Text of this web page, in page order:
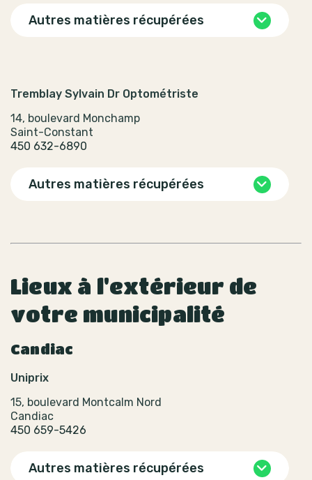
Autres matières récupérées
Tremblay Sylvain Dr Optométriste
14, boulevard Monchamp
Saint-Constant
450 632-6890
Autres matières récupérées
Lieux à l'extérieur de
votre municipalité
Candiac
Uniprix
15, boulevard Montcalm Nord
Candiac
450 659-5426
Autres matières récupérées